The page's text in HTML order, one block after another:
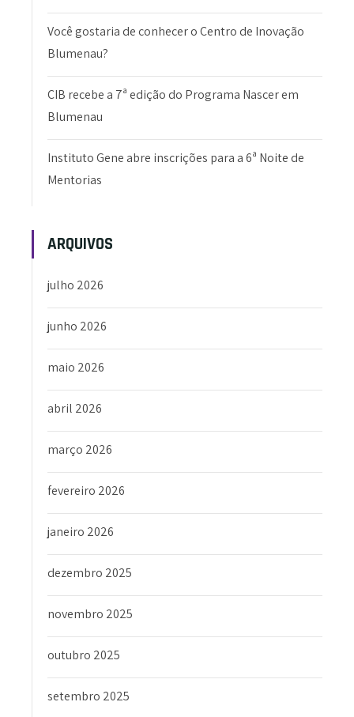
Você gostaria de conhecer o Centro de Inovação
Blumenau?
CIB recebe a 7ª edição do Programa Nascer em
Blumenau
Instituto Gene abre inscrições para a 6ª Noite de
Mentorias
ARQUIVOS
julho 2026
junho 2026
maio 2026
abril 2026
março 2026
fevereiro 2026
janeiro 2026
dezembro 2025
novembro 2025
outubro 2025
setembro 2025